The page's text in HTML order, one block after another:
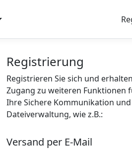
Registrierung
Registrieren Sie sich und erhalten
Zugang zu weiteren Funktionen
Ihre Sichere Kommunikation und
Dateiverwaltung, wie z.B.:
Versand per E-Mail